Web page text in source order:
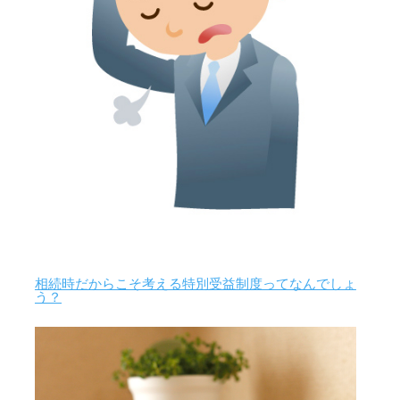
相続時だからこそ考える特別受益制度ってなんでしょ
う？